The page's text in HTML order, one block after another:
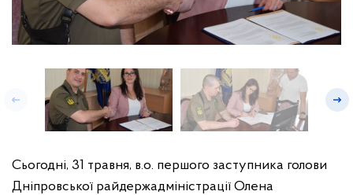
Сьогодні, 31 травня, в.о. першого заступника голови
Дніпровської райдержадміністрації Олена